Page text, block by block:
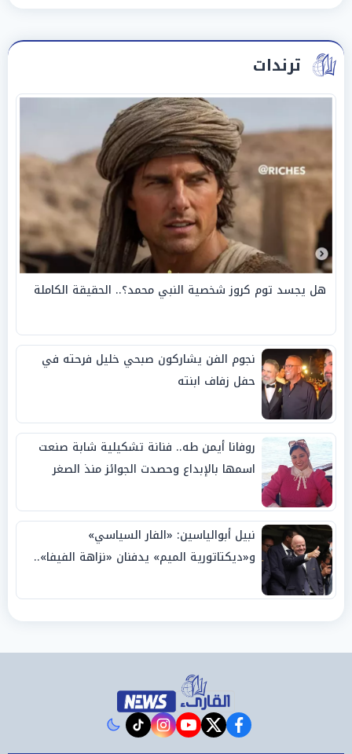
ترندات
هل يجسد توم كروز شخصية النبي محمد؟.. الحقيقة الكاملة
نجوم الفن يشاركون صبحي خليل فرحته في
حفل زفاف ابنته
روفانا أيمن طه.. فنانة تشكيلية شابة صنعت
اسمها بالإبداع وحصدت الجوائز منذ الصغر
نبيل أبوالياسين: «الفار السياسي»
و«ديكتاتورية الميم» يدفنان «نزاهة الفيفا»..
facebook
twitter
youtube
instagram
tiktok